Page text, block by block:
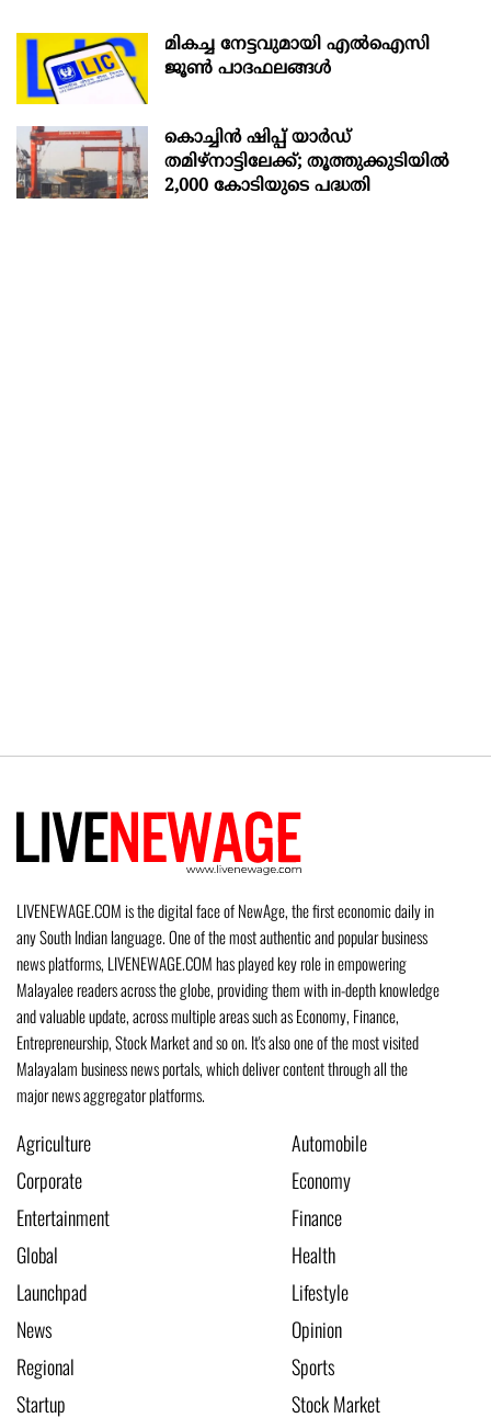
മികച്ച നേട്ടവുമായി എൽഐസി
ജൂൺ പാദഫലങ്ങൾ
കൊച്ചിന്‍ ഷിപ്പ് യാർഡ്
തമിഴ്നാട്ടിലേക്ക്; തൂത്തുക്കുടിയിൽ
2,000 കോടിയുടെ പദ്ധതി
LIVENEWAGE.COM is the digital face of NewAge, the first economic daily in
any South Indian language. One of the most authentic and popular business
news platforms, LIVENEWAGE.COM has played key role in empowering
Malayalee readers across the globe, providing them with in-depth knowledge
and valuable update, across multiple areas such as Economy, Finance,
Entrepreneurship, Stock Market and so on. It's also one of the most visited
Malayalam business news portals, which deliver content through all the
major news aggregator platforms.
Agriculture
Automobile
Corporate
Economy
Entertainment
Finance
Global
Health
Launchpad
Lifestyle
News
Opinion
Regional
Sports
Startup
Stock Market